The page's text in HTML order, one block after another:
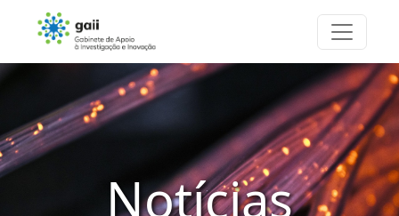
Notícias